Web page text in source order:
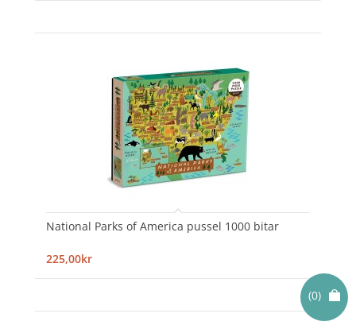
(0)
National Parks of America pussel 1000 bitar
225,00kr